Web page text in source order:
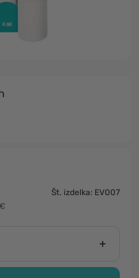
Št. izdelka: EV007
+